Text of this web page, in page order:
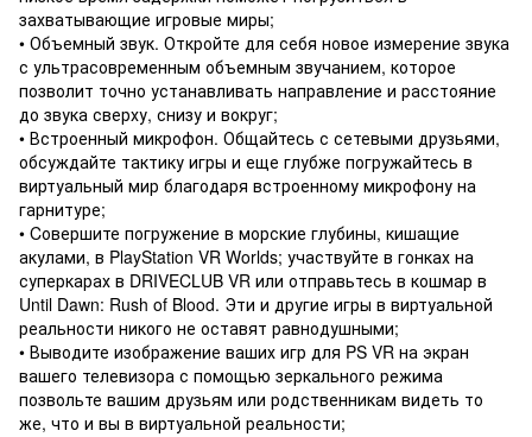
захватывающие игровые миры;
• Объемный звук. Откройте для себя новое измерение звука
с ультрасовременным объемным звучанием, которое
позволит точно устанавливать направление и расстояние
до звука сверху, снизу и вокруг;
• Встроенный микрофон. Общайтесь с сетевыми друзьями,
обсуждайте тактику игры и еще глубже погружайтесь в
виртуальный мир благодаря встроенному микрофону на
гарнитуре;
• Cовершите погружение в морские глубины, кишащие
акулами, в PlayStation VR Worlds; участвуйте в гонках на
суперкарах в DRIVECLUB VR или отправьтесь в кошмар в
Until Dawn: Rush of Blood. Эти и другие игры в виртуальной
реальности никого не оставят равнодушными;
• Выводите изображение ваших игр для PS VR на экран
вашего телевизора с помощью зеркального режима
позвольте вашим друзьям или родственникам видеть то
же, что и вы в виртуальной реальности;